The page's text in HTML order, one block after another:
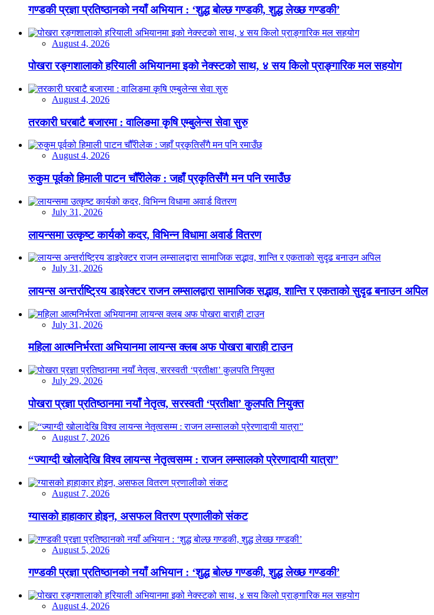
गण्डकी प्रज्ञा प्रतिष्ठानको नयाँ अभियान : ‘शुद्ध बोल्छ गण्डकी, शुद्ध लेख्छ गण्डकी’
August 4, 2026
पोखरा रङ्गशालाको हरियाली अभियानमा इको नेक्स्टको साथ, ४ सय किलो प्राङ्गारिक मल सहयोग
August 4, 2026
तरकारी घरबाटै बजारमा : वालिङमा कृषि एम्बुलेन्स सेवा सुरु
August 4, 2026
रुकुम पूर्वको हिमाली पाटन चौँरीलेक : जहाँ प्रकृतिसँगै मन पनि रमाउँछ
July 31, 2026
लायन्समा उत्कृष्ट कार्यको कदर, विभिन्न विधामा अवार्ड वितरण
July 31, 2026
लायन्स अन्तर्राष्ट्रिय डाइरेक्टर राजन लम्सालद्वारा सामाजिक सद्भाव, शान्ति र एकताको सुदृढ बनाउन अपिल
July 31, 2026
महिला आत्मनिर्भरता अभियानमा लायन्स क्लब अफ पोखरा बाराही टाउन
July 29, 2026
पोखरा प्रज्ञा प्रतिष्ठानमा नयाँ नेतृत्व, सरस्वती ‘प्रतीक्षा’ कुलपति नियुक्त
August 7, 2026
“ज्याग्दी खोलादेखि विश्व लायन्स नेतृत्वसम्म : राजन लम्सालको प्रेरणादायी यात्रा”
August 7, 2026
ग्यासको हाहाकार होइन, असफल वितरण प्रणालीको संकट
August 5, 2026
गण्डकी प्रज्ञा प्रतिष्ठानको नयाँ अभियान : ‘शुद्ध बोल्छ गण्डकी, शुद्ध लेख्छ गण्डकी’
August 4, 2026